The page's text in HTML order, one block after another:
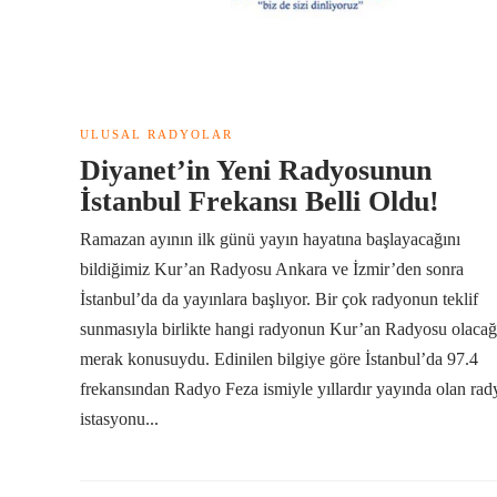
ULUSAL RADYOLAR
Diyanet’in Yeni Radyosunun
İstanbul Frekansı Belli Oldu!
Ramazan ayının ilk günü yayın hayatına başlayacağını
bildiğimiz Kur’an Radyosu Ankara ve İzmir’den sonra
İstanbul’da da yayınlara başlıyor. Bir çok radyonun teklif
sunmasıyla birlikte hangi radyonun Kur’an Radyosu
merak konusuydu. Edinilen bilgiye göre İstanbul’da 97.4
frekansından Radyo Feza ismiyle yıllardır yayında olan
istasyonu...